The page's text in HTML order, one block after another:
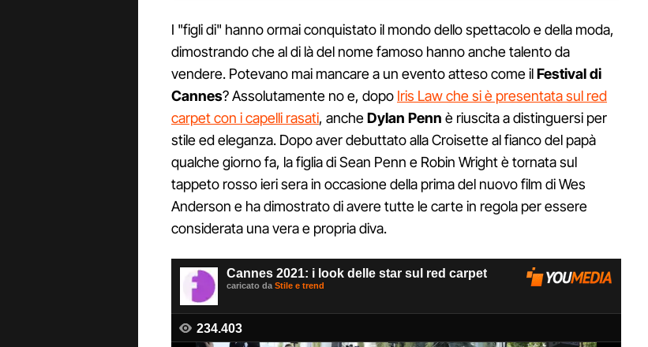
I "figli di" hanno ormai conquistato il mondo dello spettacolo e della moda,
dimostrando che al di là del nome famoso hanno anche talento da
vendere. Potevano mai mancare a un evento atteso come ilFestival di
Cannes? Assolutamente no e, dopo Iris Law che si è presentata sul red
carpet con i capelli rasati, ancheDylan Penn è riuscita a distinguersi per
stile ed eleganza. Dopo aver debuttato alla Croisette al fianco del papà
qualche giorno fa, la figlia di Sean Penn e Robin Wright è tornata sul
tappeto rosso ieri sera in occasione della prima del nuovo film di Wes
Anderson e ha dimostrato di avere tutte le carte in regola per essere
considerata una vera e propria diva.